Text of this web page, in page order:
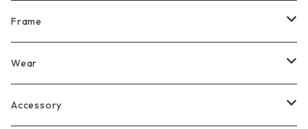
All
Legit Eyewear
Select
Frame
ボストン
ウェリントン
Wear
All
Accessory